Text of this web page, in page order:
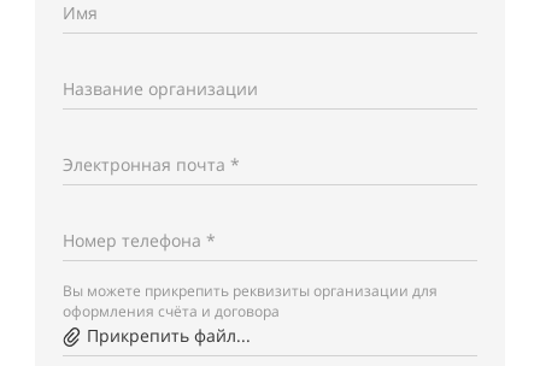
Имя
Название организации
Электронная почта *
Номер телефона *
Вы можете прикрепить реквизиты организации для
оформления счёта и договора
Прикрепить файл...